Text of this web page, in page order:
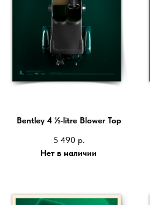
Bentley 4 ½-litre Blower Top
5 490 р.
Нет в наличии